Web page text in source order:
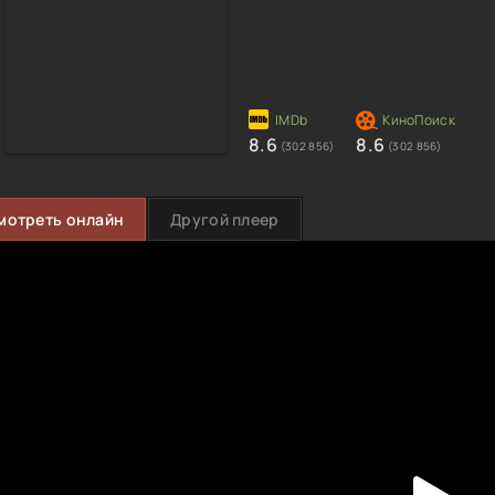
8.6 (302 856) 8.6 (302 856)
онлайн Другой плеер